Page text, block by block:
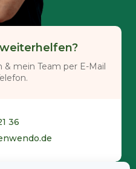
& mein Team per E-Mail
36